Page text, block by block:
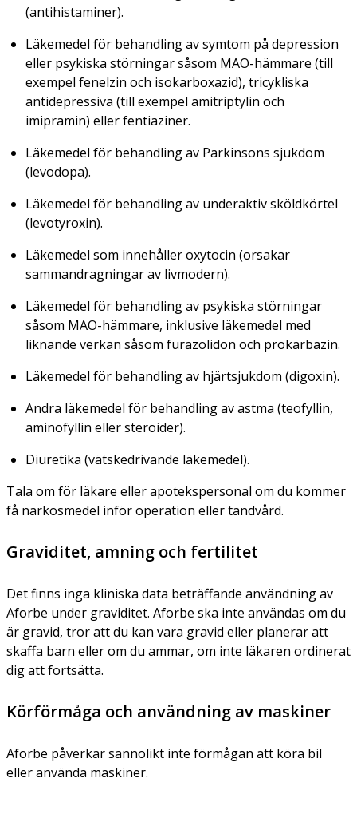
(antihistaminer).
Läkemedel för behandling av symtom på depression
eller psykiska störningar såsom MAO-hämmare (till
exempel fenelzin och isokarboxazid), tricykliska
antidepressiva (till exempel amitriptylin och
imipramin) eller fentiaziner.
Läkemedel för behandling av Parkinsons sjukdom
(levodopa).
Läkemedel för behandling av underaktiv sköldkörtel
(levotyroxin).
Läkemedel som innehåller oxytocin (orsakar
sammandragningar av livmodern).
Läkemedel för behandling av psykiska störningar
såsom MAO-hämmare, inklusive läkemedel med
liknande verkan såsom furazolidon och prokarbazin.
Läkemedel för behandling av hjärtsjukdom (digoxin).
Andra läkemedel för behandling av astma (teofyllin,
aminofyllin eller steroider).
Diuretika (vätskedrivande läkemedel).
Tala om för läkare eller apotekspersonal om du kommer
få narkosmedel inför operation eller tandvård.
Graviditet, amning och fertilitet
Det finns inga kliniska data beträffande användning av
Aforbe under graviditet. Aforbe ska inte användas om du
är gravid, tror att du kan vara gravid eller planerar att
skaffa barn eller om du ammar, om inte läkaren ordinerat
dig att fortsätta.
Körförmåga och användning av maskiner
Aforbe påverkar sannolikt inte förmågan att köra bil
eller använda maskiner.